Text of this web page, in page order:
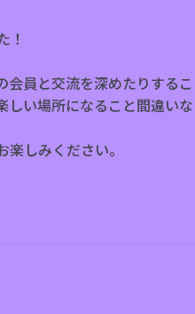
！
員と交流を深めたりするこ
い場所になること間違いな
しみください。